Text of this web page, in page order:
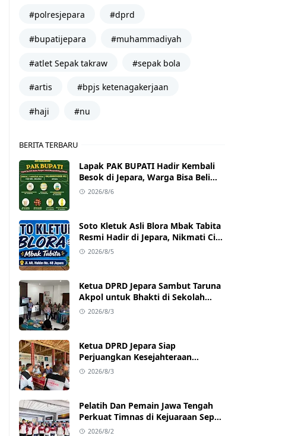
#polresjepara #dprd
#bupatijepara #muhammadiyah
#atlet Sepak takraw #sepak bola
#artis #bpjs ketenagakerjaan
#haji #nu
BERITA TERBARU
Lapak PAK BUPATI Hadir Kembali
Besok di Jepara, Warga Bisa Beli
Beras hingga Minyak Goreng
2026/8/6
Soto Kletuk Asli Blora Mbak Tabita
Resmi Hadir di Jepara, Nikmati Cita
Rasa Autentik Mulai Rp10 Ribu
2026/8/5
Ketua DPRD Jepara Sambut Taruna
Akpol untuk Bhakti di Sekolah
Rakyat Jepara
2026/8/3
Ketua DPRD Jepara Siap
Perjuangkan Kesejahteraan
Satlinmas Jepara
2026/8/3
Pelatih Dan Pemain Jawa Tengah
Perkuat Timnas di Kejuaraan Sepak
takraw Internasional
2026/8/2